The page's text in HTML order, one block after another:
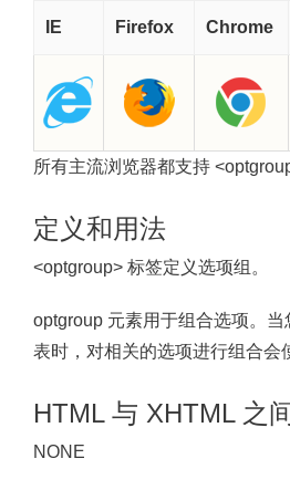
IE Firefox Chrome
所有主流浏览器都支持
定义和用法
<optgroup> 标签定义选项组。
optgroup 元素用于组合选项。当
表时，对相关的选项进行组合会
HTML 与 XHTML 之
NONE